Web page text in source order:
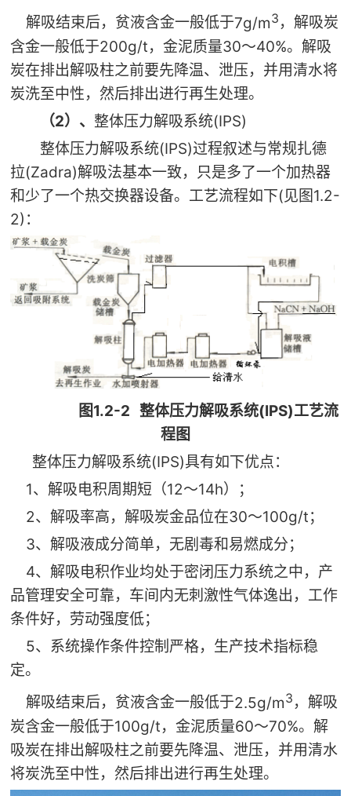
解吸结束后，贫液含金一般低于7g/m3 ，解吸炭
含金一般低于200g/t，金泥质量30～40%。解吸
炭在排出解吸柱之前要先降温、泄压，并用清水将
炭洗至中性，然后排出进行再生处理。
（2）、 整体压力解吸系统(IPS)
整体压力解吸系统(IPS)过程叙述与常规扎德
拉(Zadra)解吸法基本一致，只是多了一个加热器
和少了一个热交换器设备。工艺流程如下(见图1.2-
2) ：
图1.2-2 整体压力解吸系统(IPS)工艺流
程图
整体压力解吸系统(IPS)具有如下优点：
1、解吸电积周期短（12～14h）；
2、解吸率高，解吸炭金品位在30～100g/t；
3、解吸液成分简单，无剧毒和易燃成分；
4、解吸电积作业均处于密闭压力系统之中，产
品管理安全可靠，车间内无刺激性气体逸出，工作
条件好，劳动强度低；
5、 系统操作条件控制严格，生产技术指标稳
定。
解吸结束后，贫液含金一般低于2.5g/m3 ，解吸
炭含金一般低于100g/t，金泥质量60～70%。解
吸炭在排出解吸柱之前要先降温、泄压，并用清水
将炭洗至中性，然后排出进行再生处理。